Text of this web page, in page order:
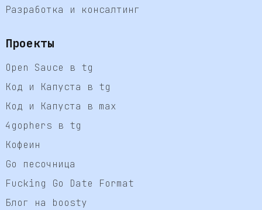
Разработка и консалтинг
Проекты
Open Sauce в tg
Код и Капуста в tg
Код и Капуста в max
4gophers в tg
Кофеин
Go песочница
Fucking Go Date Format
Блог на boosty